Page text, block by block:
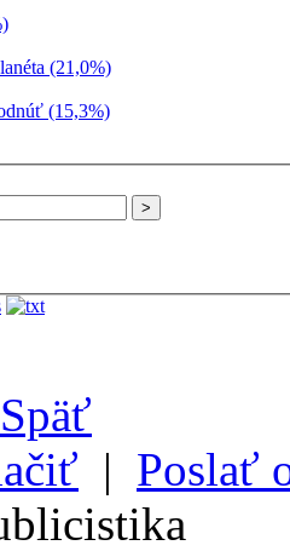
(21,0%)
(15,3%)
| Poslať